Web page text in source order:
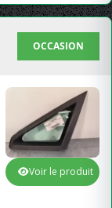
OCCASION
Voir le produit